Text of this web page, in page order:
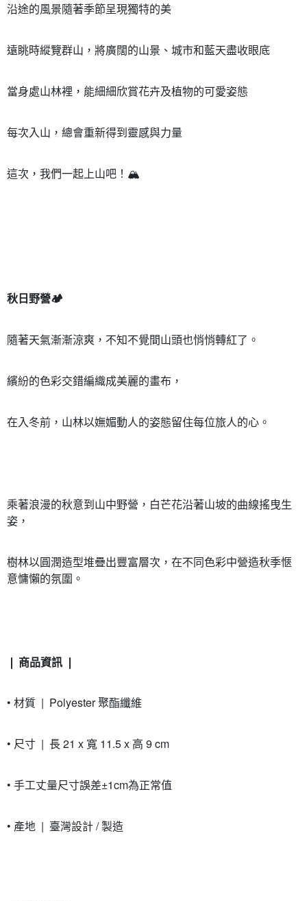
沿途的風景隨著季節呈現獨特的美
遠眺時縱覽群山，將廣闊的山景、城市和藍天盡收眼底
當身處山林裡，能細細欣賞花卉及植物的可愛姿態
每次入山，總會重新得到靈感與力量
這次，我們一起上山吧！🏔
秋日野營🏕️
隨著天氣漸漸涼爽，不知不覺間山頭也悄悄轉紅了。
繽紛的色彩交錯編織成美麗的畫布，
在入冬前，山林以嫵媚動人的姿態留住每位旅人的心。
乘著浪漫的秋意到山中野營，白芒花沿著山坡的曲線搖曳生
姿，
樹林以圓潤造型堆疊出豐富層次，在不同色彩中營造秋季愜
意慵懶的氛圍。
❘ 商品資訊 ❘
• 材質 | Polyester 聚酯纖維
• 尺寸 | 長 21 x 寬 11.5 x 高 9 cm
• 手工丈量尺寸誤差±1cm為正常值
• 產地 | 臺灣設計 / 製造